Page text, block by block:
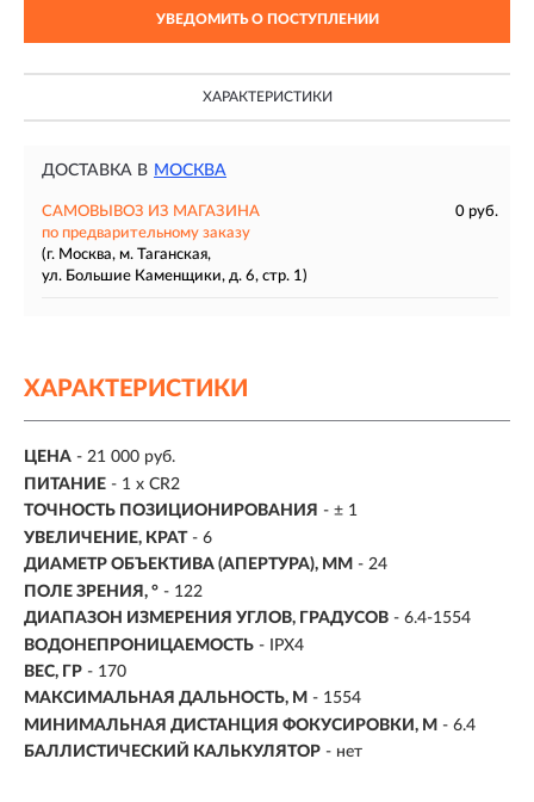
УВЕДОМИТЬ О ПОСТУПЛЕНИИ
ХАРАКТЕРИСТИКИ
ДОСТАВКА В МОСКВА
САМОВЫВОЗ ИЗ МАГАЗИНА
0 руб.
по предварительному заказу
(г. Москва, м. Таганская,
ул. Большие Каменщики, д. 6, стр. 1)
ХАРАКТЕРИСТИКИ
ЦЕНА - 21 000 руб.
ПИТАНИЕ - 1 х CR2
ТОЧНОСТЬ ПОЗИЦИОНИРОВАНИЯ - ± 1
УВЕЛИЧЕНИЕ, КРАТ - 6
ДИАМЕТР ОБЪЕКТИВА (АПЕРТУРА), ММ - 24
ПОЛЕ ЗРЕНИЯ, ° - 122
ДИАПАЗОН ИЗМЕРЕНИЯ УГЛОВ, ГРАДУСОВ - 6.4-1554
ВОДОНЕПРОНИЦАЕМОСТЬ - IPX4
ВЕС, ГР - 170
МАКСИМАЛЬНАЯ ДАЛЬНОСТЬ, М - 1554
МИНИМАЛЬНАЯ ДИСТАНЦИЯ ФОКУСИРОВКИ, М - 6.4
БАЛЛИСТИЧЕСКИЙ КАЛЬКУЛЯТОР - нет